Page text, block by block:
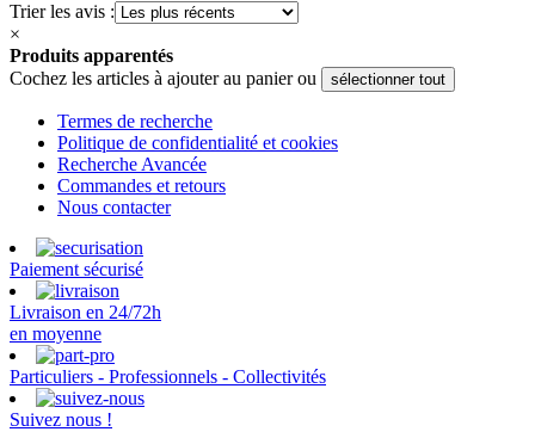
Trier les avis :
×
Produits apparentés
Cochez les articles à ajouter au panier ou
sélectionner tout
Termes de recherche
Politique de confidentialité et cookies
Recherche Avancée
Commandes et retours
Nous contacter
Paiement sécurisé
Livraison en 24/72h
en moyenne
Particuliers - Professionnels - Collectivités
Suivez nous !